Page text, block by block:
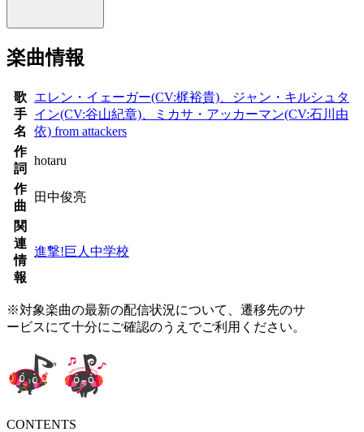
楽曲情報
歌
手
名
エレン・イェーガー(CV:梶裕貴)、ジャン・キルシュタ
イン(CV:谷山紀章)、ミカサ・アッカーマン(CV:石川由
依) from attackers
作
詞
hotaru
作
曲
田中俊亮
関
連
情
報
進撃!巨人中学校
※対象楽曲の最新の配信状況について、遷移先のサ
ービスにて十分にご確認のうえでご利用ください。
CONTENTS